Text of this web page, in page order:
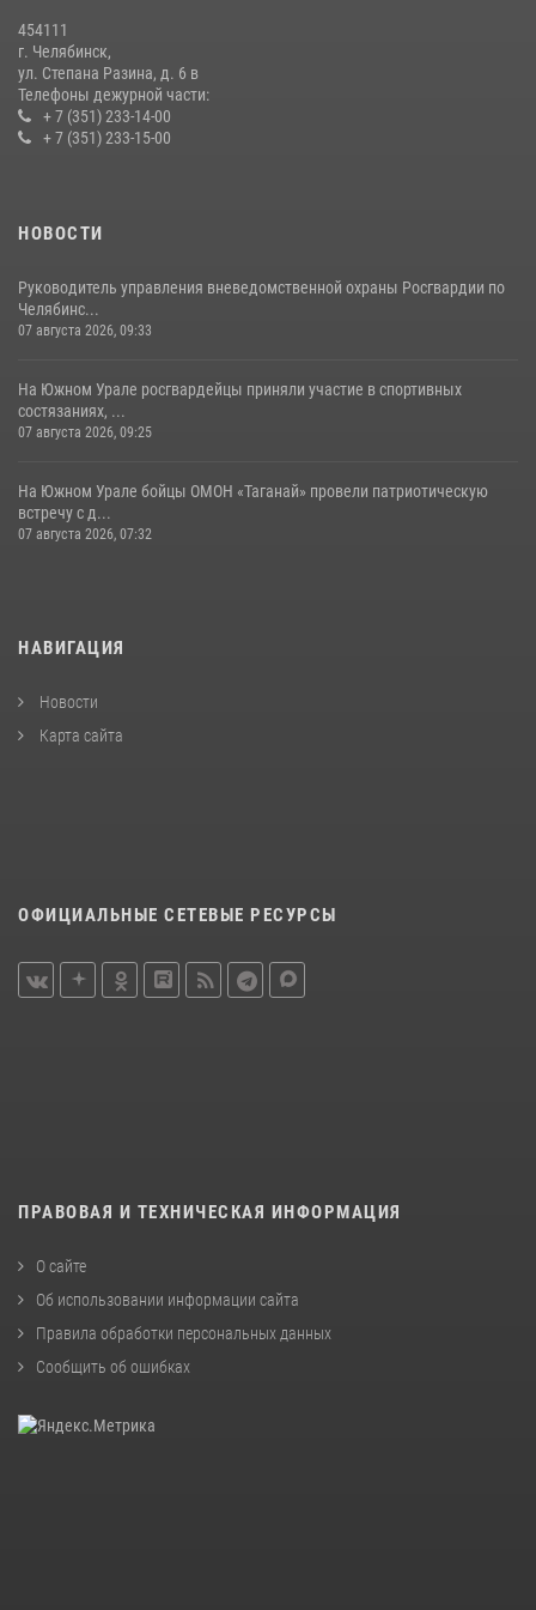
14 июля 2026, 05:15
454111
г. Челябинск,
ул. Степана Разина, д. 6 в
Телефоны дежурной части:
+ 7 (351) 233-14-00
+ 7 (351) 233-15-00
НОВОСТИ
Руководитель управления вневедомственной охраны Росгвардии по
Челябинс...
07 августа 2026, 09:33
На Южном Урале росгвардейцы приняли участие в спортивных
состязаниях, ...
07 августа 2026, 09:25
На Южном Урале бойцы ОМОН «Таганай» провели патриотическую
встречу с д...
07 августа 2026, 07:32
НАВИГАЦИЯ
Новости
Карта сайта
ОФИЦИАЛЬНЫЕ СЕТЕВЫЕ РЕСУРСЫ
ПРАВОВАЯ И ТЕХНИЧЕСКАЯ ИНФОРМАЦИЯ
О сайте
Об использовании информации сайта
Правила обработки персональных данных
Сообщить об ошибках